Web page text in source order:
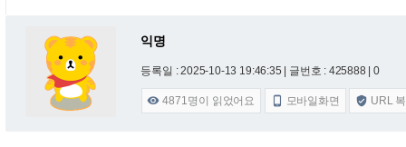
익명
등록일 : 2025-10-13 19:46:35 | 글번호 : 425888 | 0
 4871명이 읽었어요  모바일화면  URL